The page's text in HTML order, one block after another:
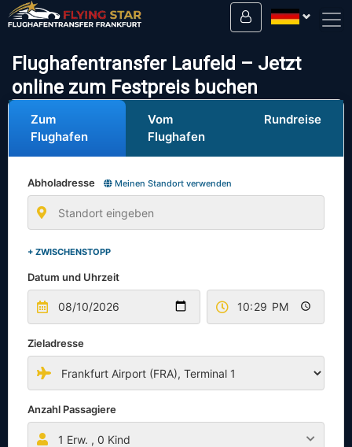
Flughafentransfer Laufeld – Jetzt
online zum Festpreis buchen
Zum
Flughafen
Vom
Flughafen
Rundreise
Abholadresse Meinen Standort verwenden
+ ZWISCHENSTOPP
Datum und Uhrzeit
Zieladresse
Anzahl Passagiere
1 Erw. , 0 Kind